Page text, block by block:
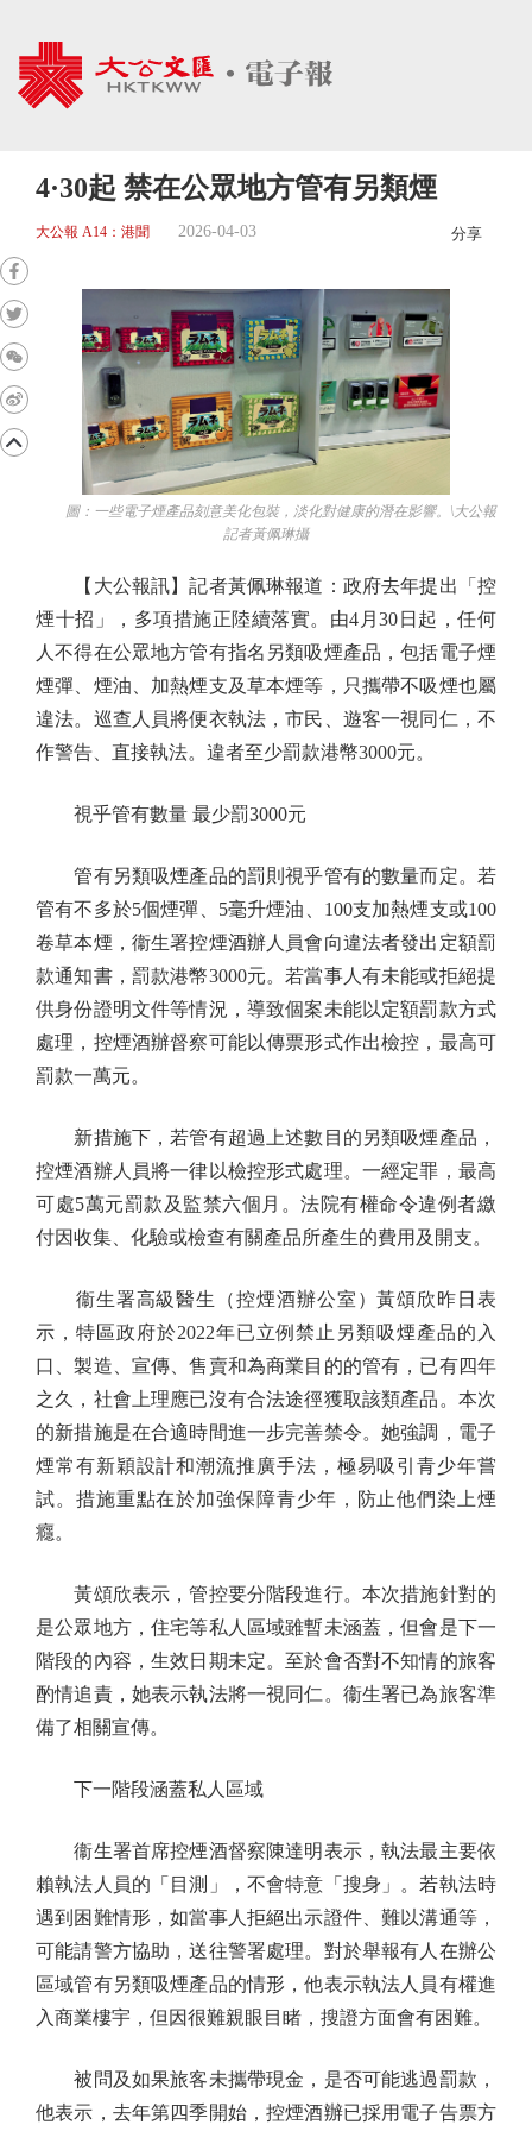
4·30起 禁在公眾地方管有另類煙
大公報 A14：港聞 2026-04-03 分享
圖：一些電子煙產品刻意美化包裝，淡化對健康的潛在影響。\大公報
記者黃佩琳攝
【大公報訊】記者黃佩琳報道：政府去年提出「控
煙十招」，多項措施正陸續落實。由4月30日起，任何
人不得在公眾地方管有指名另類吸煙產品，包括電子煙
煙彈、煙油、加熱煙支及草本煙等，只攜帶不吸煙也屬
違法。巡查人員將便衣執法，市民、遊客一視同仁，不
作警告、直接執法。違者至少罰款港幣3000元。
視乎管有數量 最少罰3000元
管有另類吸煙產品的罰則視乎管有的數量而定。若
管有不多於5個煙彈、5毫升煙油、100支加熱煙支或100
卷草本煙，衞生署控煙酒辦人員會向違法者發出定額罰
款通知書，罰款港幣3000元。若當事人有未能或拒絕提
供身份證明文件等情況，導致個案未能以定額罰款方式
處理，控煙酒辦督察可能以傳票形式作出檢控，最高可
罰款一萬元。
新措施下，若管有超過上述數目的另類吸煙產品，
控煙酒辦人員將一律以檢控形式處理。一經定罪，最高
可處5萬元罰款及監禁六個月。法院有權命令違例者繳
付因收集、化驗或檢查有關產品所產生的費用及開支。
衞生署高級醫生（控煙酒辦公室）黃頌欣昨日表
示，特區政府於2022年已立例禁止另類吸煙產品的入
口、製造、宣傳、售賣和為商業目的的管有，已有四年
之久，社會上理應已沒有合法途徑獲取該類產品。本次
的新措施是在合適時間進一步完善禁令。她強調，電子
煙常有新穎設計和潮流推廣手法，極易吸引青少年嘗
試。措施重點在於加強保障青少年，防止他們染上煙
癮。
黃頌欣表示，管控要分階段進行。本次措施針對的
是公眾地方，住宅等私人區域雖暫未涵蓋，但會是下一
階段的內容，生效日期未定。至於會否對不知情的旅客
酌情追責，她表示執法將一視同仁。衞生署已為旅客準
備了相關宣傳。
下一階段涵蓋私人區域
衞生署首席控煙酒督察陳達明表示，執法最主要依
賴執法人員的「目測」，不會特意「搜身」。若執法時
遇到困難情形，如當事人拒絕出示證件、難以溝通等，
可能請警方協助，送往警署處理。對於舉報有人在辦公
區域管有另類吸煙產品的情形，他表示執法人員有權進
入商業樓宇，但因很難親眼目睹，搜證方面會有困難。
被問及如果旅客未攜帶現金，是否可能逃過罰款，
他表示，去年第四季開始，控煙酒辦已採用電子告票方